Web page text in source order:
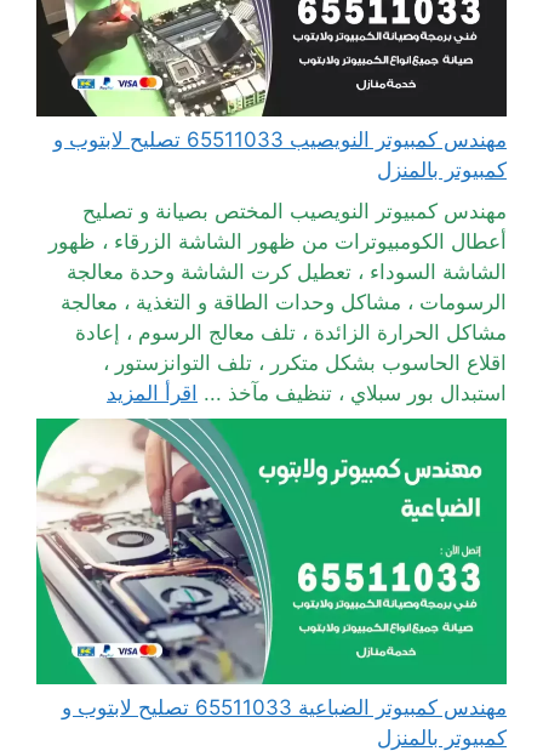
مهندس كمبيوتر النويصيب 65511033 تصليح لابتوب و
كمبيوتر بالمنزل
مهندس كمبيوتر النويصيب المختص بصيانة و تصليح
أعطال الكومبيوترات من ظهور الشاشة الزرقاء ، ظهور
الشاشة السوداء ، تعطيل كرت الشاشة وحدة معالجة
الرسومات ، مشاكل وحدات الطاقة و التغذية ، معالجة
مشاكل الحرارة الزائدة ، تلف معالج الرسوم ، إعادة
اقلاع الحاسوب بشكل متكرر ، تلف التوانزستور ،
استبدال بور سبلاي ، تنظيف مآخذ ... اقرأ المزيد
مهندس كمبيوتر الضباعية 65511033 تصليح لابتوب و
كمبيوتر بالمنزل